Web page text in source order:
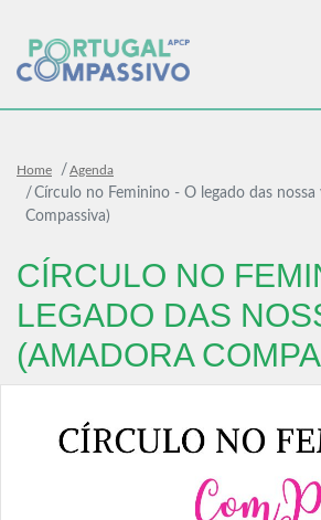
Home Agenda
Círculo no Feminino - O legado das nossa
Compassiva)
CÍRCULO NO
LEGADO DAS
(AMADORA